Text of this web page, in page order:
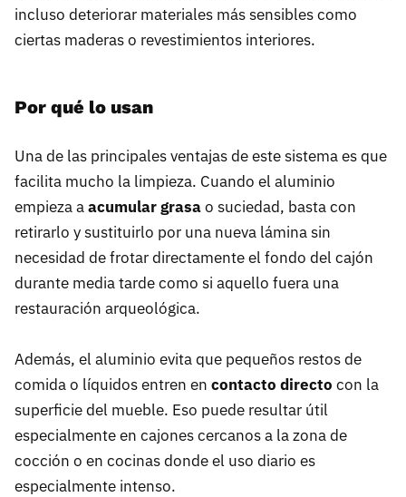
incluso deteriorar materiales más sensibles como
ciertas maderas o revestimientos interiores.
Por qué lo usan
Una de las principales ventajas de este sistema es que
facilita mucho la limpieza. Cuando el aluminio
empieza aacumular grasao suciedad, basta con
retirarlo y sustituirlo por una nueva lámina sin
necesidad de frotar directamente el fondo del cajón
durante media tarde como si aquello fuera una
restauración arqueológica.
Además, el aluminio evita que pequeños restos de
comida o líquidos entren en contacto directo con la
superficie del mueble. Eso puede resultar útil
especialmente en cajones cercanos a la zona de
cocción o en cocinas donde el uso diario es
especialmente intenso.